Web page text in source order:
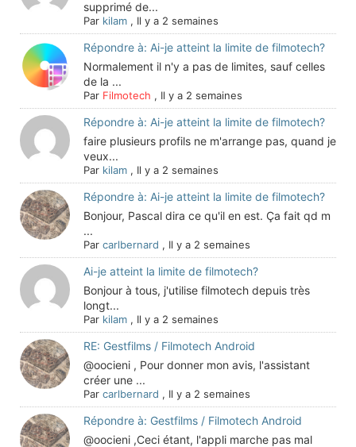
supprimé de...
Par kilam , Il y a 2 semaines
Répondre à: Ai-je atteint la limite de filmotech?
Normalement il n'y a pas de limites, sauf celles
de la ...
Par Filmotech , Il y a 2 semaines
Répondre à: Ai-je atteint la limite de filmotech?
faire plusieurs profils ne m'arrange pas, quand je
veux...
Par kilam , Il y a 2 semaines
Répondre à: Ai-je atteint la limite de filmotech?
Bonjour, Pascal dira ce qu'il en est. Ça fait qd m
...
Par carlbernard , Il y a 2 semaines
Ai-je atteint la limite de filmotech?
Bonjour à tous, j'utilise filmotech depuis très
longt...
Par kilam , Il y a 2 semaines
RE: Gestfilms / Filmotech Android
@oocieni , Pour donner mon avis, l'assistant
créer une ...
Par carlbernard , Il y a 2 semaines
Répondre à: Gestfilms / Filmotech Android
@oocieni ,Ceci étant, l'appli marche pas mal